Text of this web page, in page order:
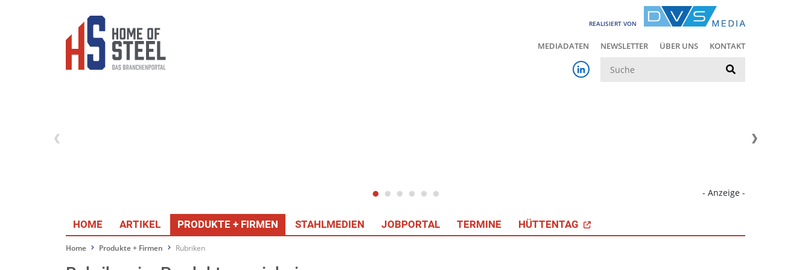
REALISIERT VON
MEDIADATEN NEWSLETTER ÜBER UNS KONTAKT
- Anzeige -
HOME ARTIKEL PRODUKTE + FIRMEN STAHLMEDIEN JOBPORTAL TERMINE HÜTTENTAG
Home Produkte + Firmen Rubriken